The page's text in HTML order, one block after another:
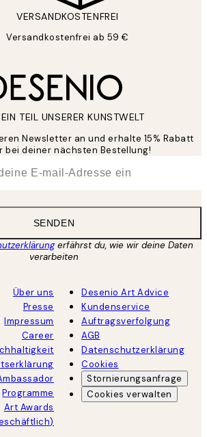
VERSANDKOSTENFREI
Versandkostenfrei ab 59 €
TEIL UNSERER KUNSTWELT
Newsletter an und erhalte 15% Rabatt
bei deiner nächsten Bestellung!
SENDEN
erfährst du, wie wir deine Daten
verarbeiten
Über uns
Presse
Impressum
Career
Programme
Art Awards
Desenio Art Advice
Kundenservice
Auftragsverfolgung
AGB
Datenschutzerklärung
Cookies
Stornierungsanfrage
Cookies verwalten